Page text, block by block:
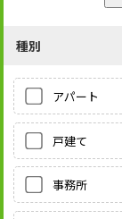
種別
アパート
戸建て
事務所